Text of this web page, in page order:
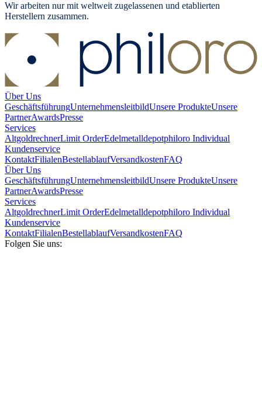
Wir arbeiten nur mit weltweit zugelassenen und etablierten
Herstellern zusammen.
Über Uns
GeschäftsführungUnternehmensleitbildUnsere ProdukteUnsere
PartnerAwardsPresse
Services
AltgoldrechnerLimit OrderEdelmetalldepotphiloro Individual
Kundenservice
KontaktFilialenBestellablaufVersandkostenFAQ
Über Uns
GeschäftsführungUnternehmensleitbildUnsere ProdukteUnsere
PartnerAwardsPresse
Services
AltgoldrechnerLimit OrderEdelmetalldepotphiloro Individual
Kundenservice
KontaktFilialenBestellablaufVersandkostenFAQ
Folgen Sie uns: